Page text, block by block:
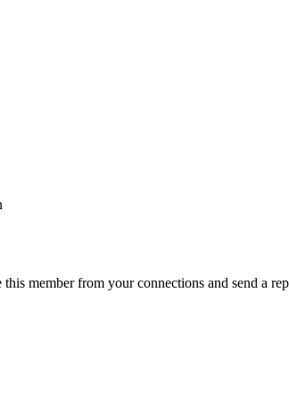
member from your connections and send a